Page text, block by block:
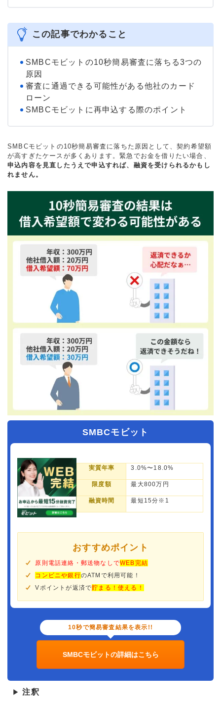
ン、FX、不動産、保険など、多くの金融領域における情報
メディアの編集・監修に携わり、実績は計2000本以上。ロ
ーン利用者へのインタビューなども多数実施し、専門知識
＞＞公式ページ
この記事でわかること
SMBCモビットの10秒簡易審査に落ちる3つの
原因
審査に通過できる可能性がある他社のカード
ローン
SMBCモビットに再申込する際のポイント
SMBCモビットの10秒簡易審査に落ちた原因として、契約希望額
が高すぎたケースが多くあります。緊急でお金を借りたい場合、
申込内容を見直したうえで申込すれば、融資を受けられるかもし
れません。
SMBCモビット
実質年率 3.0%〜18.0%
限度額 最大800万円
融資時間 最短15分※1
おすすめポイント
原則電話連絡・郵送物なしでWEB完結
コンビニや銀行のATMで利用可能！
Vポイントが返済で貯まる！使える！
10秒で簡易審査結果を表示!!
SMBCモビットの詳細はこちら
▶ 注釈